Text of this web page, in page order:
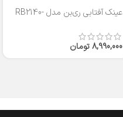
عینک آفتابی ری‌بن مدل RB2140-
8,990,000تومان